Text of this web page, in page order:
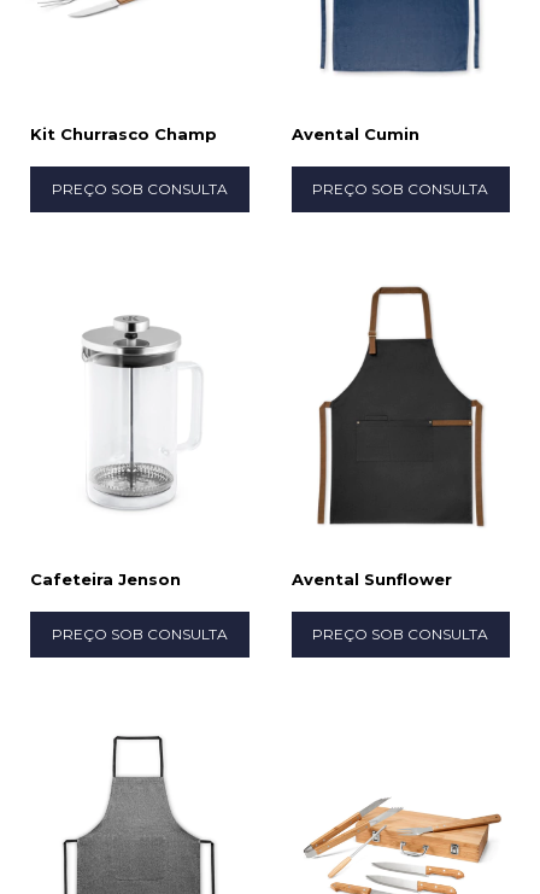
Kit Churrasco Champ
PREÇO SOB CONSULTA
Avental Cumin
PREÇO SOB CONSULTA
Cafeteira Jenson
PREÇO SOB CONSULTA
Avental Sunflower
PREÇO SOB CONSULTA